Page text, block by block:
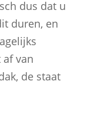
dus dat u
duren, en
van
de staat